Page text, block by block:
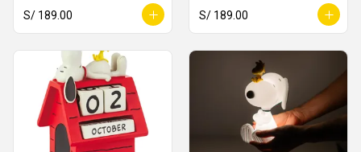
S/ 189.00 S/ 189.00